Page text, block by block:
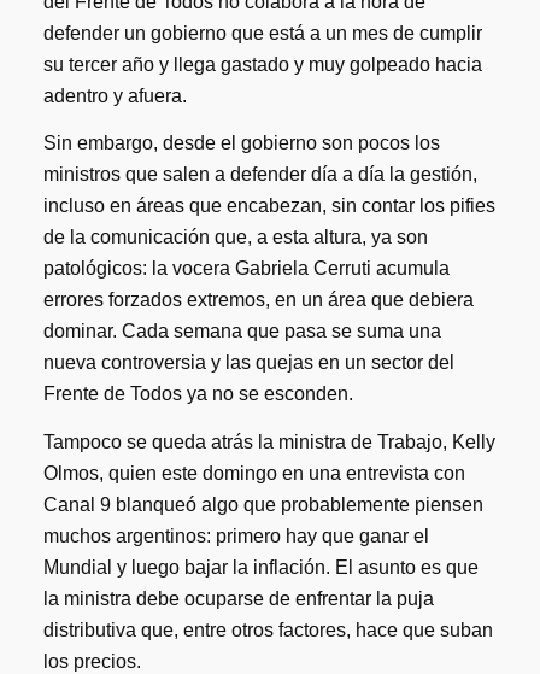
defender un gobierno que está a un mes de cumplir
su tercer año y llega gastado y muy golpeado hacia
adentro y afuera.
Sin embargo, desde el gobierno son pocos los
ministros que salen a defender día a día la gestión,
incluso en áreas que encabezan, sin contar los pifies
de la comunicación que, a esta altura, ya son
patológicos: la vocera Gabriela Cerruti acumula
errores forzados extremos, en un área que debiera
dominar. Cada semana que pasa se suma una
nueva controversia y las quejas en un sector del
Frente de Todos ya no se esconden.
Tampoco se queda atrás la ministra de Trabajo, Kelly
Olmos, quien este domingo en una entrevista con
Canal 9 blanqueó algo que probablemente piensen
muchos argentinos: primero hay que ganar el
Mundial y luego bajar la inflación. El asunto es que
la ministra debe ocuparse de enfrentar la puja
distributiva que, entre otros factores, hace que suban
los precios.